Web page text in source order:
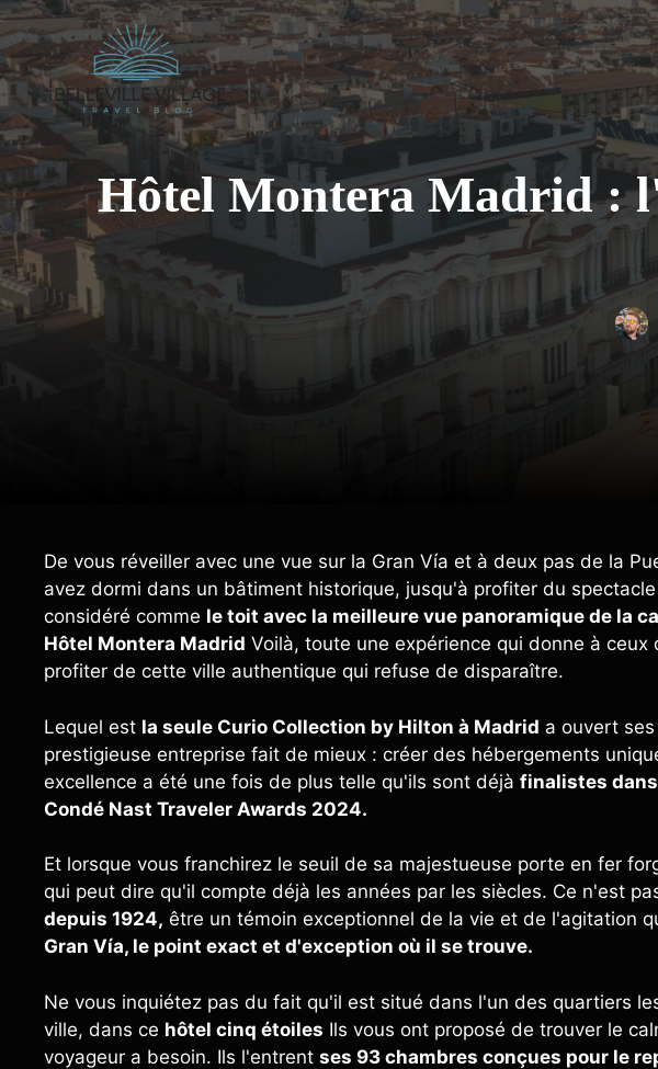
Aller
au
contenu
Hôtel Montera Madrid :
De vous réveiller avec une vue sur la Gran Vía et à deux pas de la
avez dormi dans un bâtiment historique, jusqu'à profiter du
considéré comme le toit avec la meilleure vue panoramique de la
Hôtel Montera Madrid Voilà, toute une expérience qui donne à
profiter de cette ville authentique qui refuse de disparaître.
Lequel est la seule Curio Collection by Hilton à Madrid a ouvert
prestigieuse entreprise fait de mieux : créer des hébergements
excellence a été une fois de plus telle qu'ils sont déjà finalistes
Condé Nast Traveler Awards 2024.
Et lorsque vous franchirez le seuil de sa majestueuse porte en fer
qui peut dire qu'il compte déjà les années par les siècles. Ce n'est
depuis 1924, être un témoin exceptionnel de la vie et de l'agitation
Gran Vía, le point exact et d'exception où il se trouve.
Ne vous inquiétez pas du fait qu'il est situé dans l'un des quartiers
ville, dans ce hôtel cinq étoiles Ils vous ont proposé de trouver le
voyageur a besoin. Ils l'entrent ses 93 chambres conçues pour le